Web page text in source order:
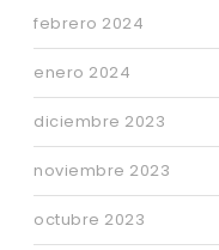
febrero 2024
enero 2024
diciembre 2023
noviembre 2023
octubre 2023